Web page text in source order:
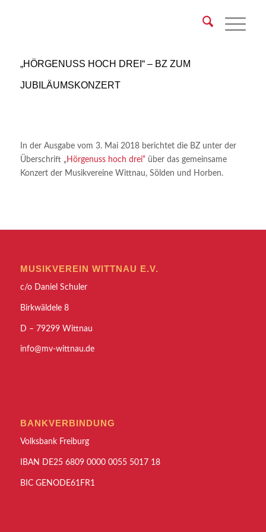
„HÖRGENUSS HOCH DREI“ – BZ ZUM
JUBILÄUMSKONZERT
In der Ausgabe vom 3. Mai 2018 berichtet die BZ unter der
Überschrift „Hörgenuss hoch drei“ über das gemeinsame
Konzert der Musikvereine Wittnau, Sölden und Horben.
MUSIKVEREIN WITTNAU E.V.
c/o Daniel Schuler
Birkwäldele 8
D – 79299 Wittnau
info@mv-wittnau.de
BANKVERBINDUNG
Volksbank Freiburg
IBAN DE25 6809 0000 0055 5017 18
BIC GENODE61FR1